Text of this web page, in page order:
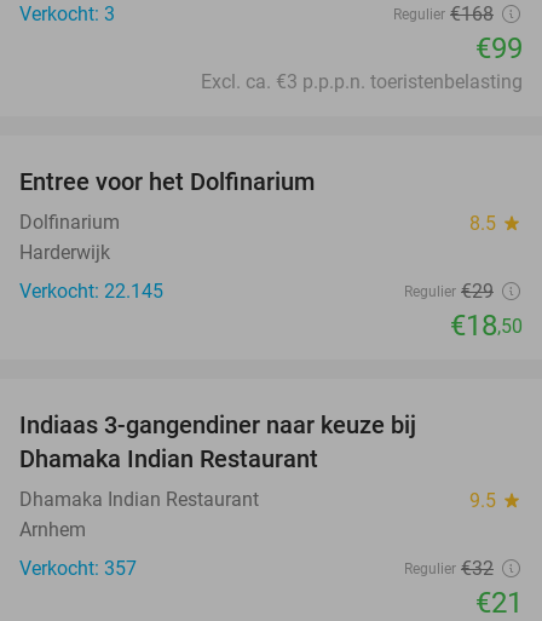
Verkocht: 3 Regulier €168
€99
Excl. ca. €3 p.p.p.n. toeristenbelasting
Entree voor het Dolfinarium
Dolfinarium 8.5 star
Harderwijk
Verkocht: 22.145
Regulier €29
€18,50
Indiaas 3-gangendiner naar keuze bij
Dhamaka Indian Restaurant
Dhamaka Indian Restaurant 9.5 star
Arnhem
Verkocht: 357
Regulier €32
€21